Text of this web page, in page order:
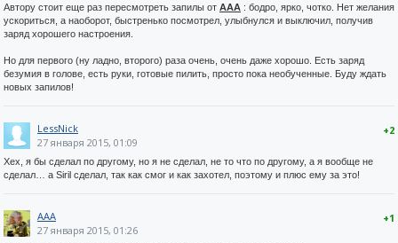
Автору стоит еще раз пересмотреть запилы от AAA : бодро, ярко, чотко. Нет желания
ускориться, а наоборот, быстренько посмотрел, улыбнулся и выключил, получив
заряд хорошего настроения.
Но для первого (ну ладно, второго) раза очень, очень даже хорошо. Есть заряд
безумия в голове, есть руки, готовые пилить, просто пока необученные. Буду ждать
новых запилов!
+2
LessNick
27 января 2015, 01:09
Хех, я бы сделал по другому, но я не сделал, не то что по другому, а я вообще не
сделал… а Siril сделал, так как смог и как захотел, поэтому и плюс ему за это!
+1
AAA
27 января 2015, 01:26